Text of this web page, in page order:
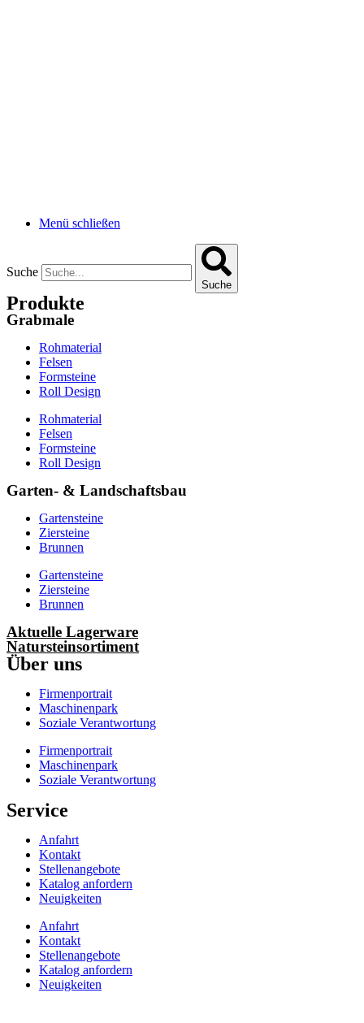
Menü schließen
Suche
Suche
Produkte
Grabmale
Rohmaterial
Felsen
Formsteine
Roll Design
Rohmaterial
Felsen
Formsteine
Roll Design
Garten- & Landschaftsbau
Gartensteine
Ziersteine
Brunnen
Gartensteine
Ziersteine
Brunnen
Aktuelle Lagerware
Natursteinsortiment
Über uns
Firmenportrait
Maschinenpark
Soziale Verantwortung
Firmenportrait
Maschinenpark
Soziale Verantwortung
Service
Anfahrt
Kontakt
Stellenangebote
Katalog anfordern
Neuigkeiten
Anfahrt
Kontakt
Stellenangebote
Katalog anfordern
Neuigkeiten